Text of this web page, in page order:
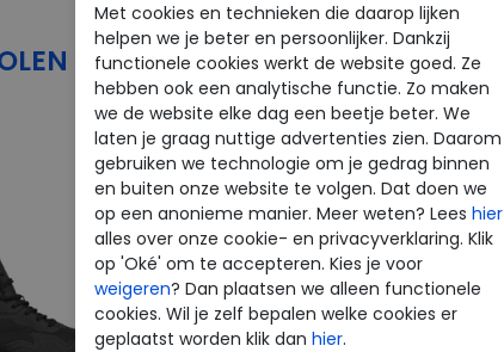
PRODUCTEN
Met cookies en technieken die daarop lijken
helpen we je beter en persoonlijker. Dankzij
functionele cookies werkt de website goed. Ze
hebben ook een analytische functie. Zo maken
we de website elke dag een beetje beter. We
laten je graag nuttige advertenties zien. Daarom
gebruiken we technologie om je gedrag binnen
en buiten onze website te volgen. Dat doen we
op een anonieme manier. Meer weten? Lees hier
alles over onze cookie- en privacyverklaring. Klik
op 'Oké' om te accepteren. Kies je voor
weigeren? Dan plaatsen we alleen functionele
cookies. Wil je zelf bepalen welke cookies er
geplaatst worden klik dan hier.